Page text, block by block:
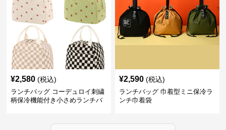
¥2,580 (税込)
ランチバッグ コーデュロイ刺繍
柄保冷機能付き小さめランチバ
¥2,590 (税込)
ランチバッグ 巾着型ミニ保冷ラ
ンチ巾着袋